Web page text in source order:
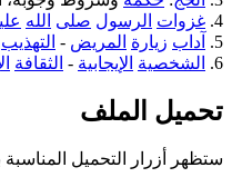
4. غزوات الرسول صلى الله
5.
آداب زيارة المريض - التهذيب
6.
الشخصية الإيجابية - الثقافة
تحميل الملف
ستظهر أزرار التحميل